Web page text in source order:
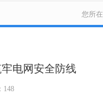
您所
电网安全防线
148